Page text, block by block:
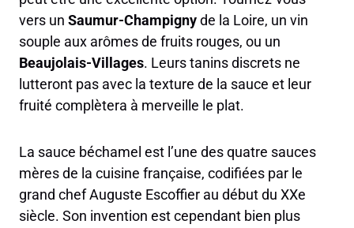
vers un Saumur-Champignyde la Loire, un vin
souple aux arômes de fruits rouges, ou un
Beaujolais-Villages. Leurs tanins discrets ne
lutteront pas avec la texture de la sauce et leur
fruité complètera à merveille le plat.
La sauce béchamel est l’une des quatre sauces
mères de la cuisine française, codifiées par le
grand chef Auguste Escoffier au début du XXe
siècle. Son invention est cependant bien plus